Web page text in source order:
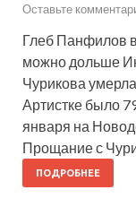
Оставьте
Глеб Панфилов
можно дольше
Чурикова
Артистке было
января на
Прощание с
ПОДРОБНЕЕ